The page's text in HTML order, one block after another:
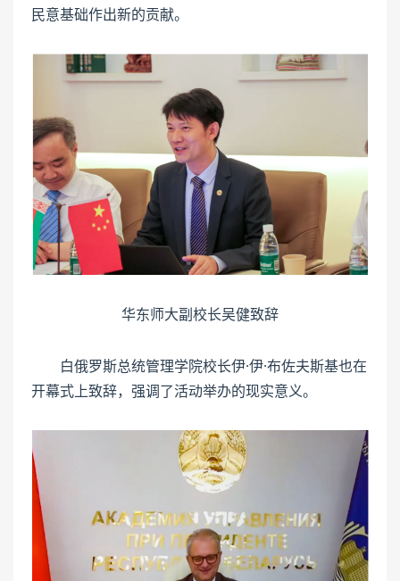
民意基础作出新的贡献。
华东师大副校长吴健致辞
白俄罗斯总统管理学院校长伊·伊·布佐夫斯基也在
开幕式上致辞，强调了活动举办的现实意义。